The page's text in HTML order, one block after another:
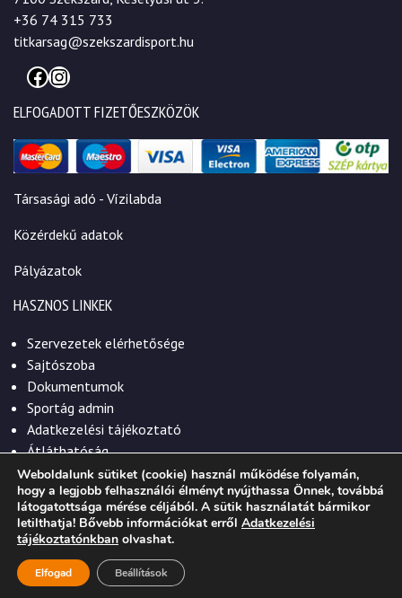
+36 74 315 733
titkarsag@szekszardisport.hu
Facebook
Instagram
ELFOGADOTT FIZETŐESZKÖZÖK
Társasági adó - Vízilabda
Közérdekű adatok
Pályázatok
HASZNOS LINKEK
Szervezetek elérhetősége
Sajtószoba
Dokumentumok
Sportág admin
Adatkezelési tájékoztató
Átláthatóság
© 2026. Szekszárdi Sportközpont Nonprofit Kft.
Weboldalunk sütiket (cookie) használ működése folyamán,
hogy a legjobb felhasználói élményt nyújthassa Önnek, továbbá
látogatottsága mérése céljából. A sütik használatát bármikor
letilthatja! Bővebb információkat erről Adatkezelési
tájékoztatónkban olvashat.
Elfogad Beállítások